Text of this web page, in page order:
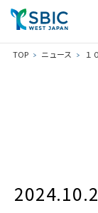
TOP ニュース １